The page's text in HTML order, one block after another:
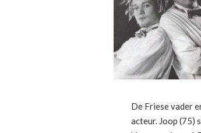
De Friese vader
acteur. Joop (75)